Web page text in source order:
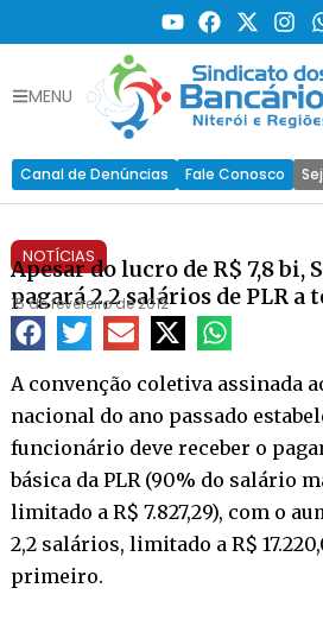
MENU
Canal de Denúncias Fale Conosco
NOTÍCIAS
Apesar do lucro de R$ 7,8 bi,
pagará 2,2 salários de PLR a
15 de fevereiro de 2012
A convenção coletiva assinada
nacional do ano passado
funcionário deve receber o
básica da PLR (90% do salário
limitado a R$ 7.827,29), com o
2,2 salários, limitado a R$
primeiro.